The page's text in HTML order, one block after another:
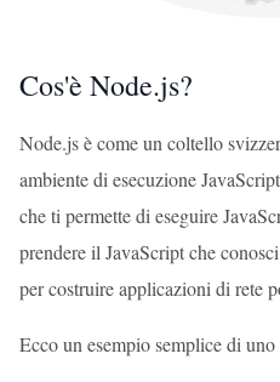
Cos'è Node.js?
Node.js è come un coltello
ambiente di esecuzione
che ti permette di eseguire
prendere il JavaScript che
per costruire applicazioni di rete
Ecco un esempio semplice di